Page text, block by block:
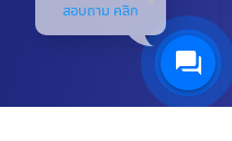
สอบถาม คลิก